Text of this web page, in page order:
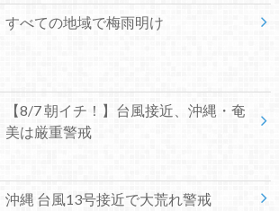
すべての地域で梅雨明け
【8/7 朝イチ！】台風接近、沖縄・奄
美は厳重警戒
沖縄 台風13号接近で大荒れ警戒